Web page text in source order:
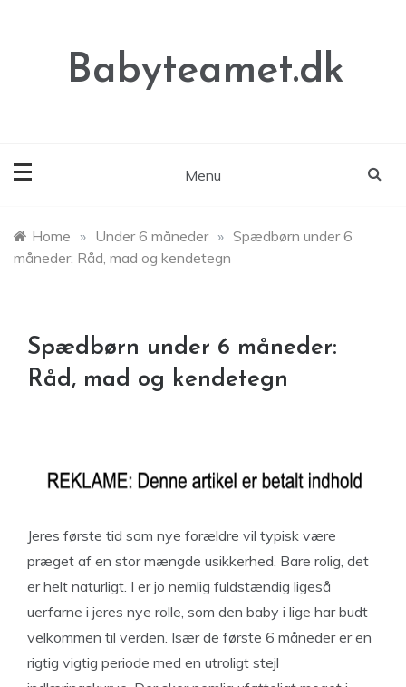
Babyteamet.dk
Menu
Home » Under 6 måneder » Spædbørn under 6
måneder: Råd, mad og kendetegn
Spædbørn under 6 måneder:
Råd, mad og kendetegn
Jeres første tid som nye forældre vil typisk være
præget af en stor mængde usikkerhed. Bare rolig, det
er helt naturligt. I er jo nemlig fuldstændig ligeså
uerfarne i jeres nye rolle, som den baby i lige har budt
velkommen til verden. Især de første 6 måneder er en
rigtig vigtig periode med en utroligt stejl